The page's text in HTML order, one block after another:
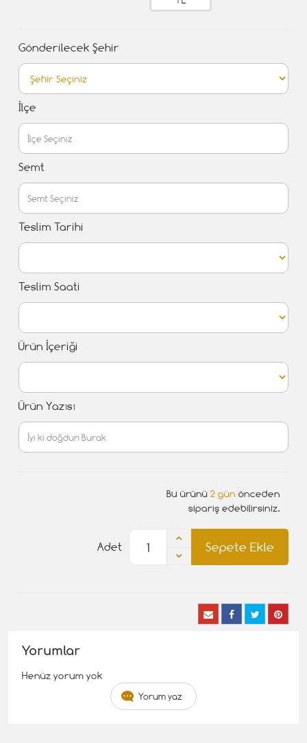
Gönderilecek Şehir
İlçe
Semt
Teslim Tarihi
Teslim Saati
Ürün İçeriği
Ürün Yazısı
Bu ürünü 2 gün önceden
sipariş edebilirsiniz.
Sepete Ekle
Adet
Yorumlar
Henüz yorum yok
Yorum yaz